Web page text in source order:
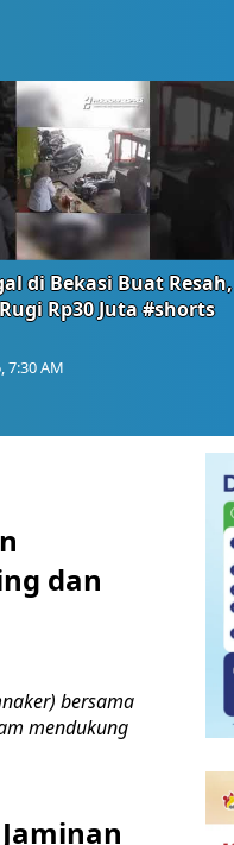
di Bekasi Buat Resah,
Rp30 Juta #shorts
7:30 AM
dan
bersama
mendukung